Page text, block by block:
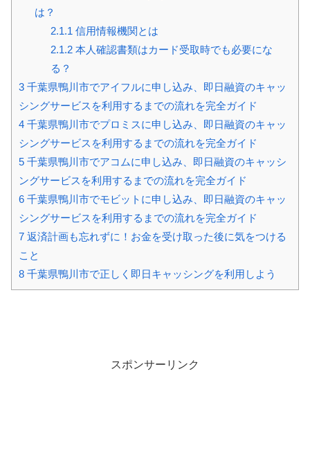
は？
2.1.1 信用情報機関とは
2.1.2本人確認書類はカード受取時でも必要にな
る？
3 千葉県鴨川市でアイフルに申し込み、即日融資のキャッ
シングサービスを利用するまでの流れを完全ガイド
4 千葉県鴨川市でプロミスに申し込み、即日融資のキャッ
シングサービスを利用するまでの流れを完全ガイド
5 千葉県鴨川市でアコムに申し込み、即日融資のキャッシ
ングサービスを利用するまでの流れを完全ガイド
6 千葉県鴨川市でモビットに申し込み、即日融資のキャッ
シングサービスを利用するまでの流れを完全ガイド
7 返済計画も忘れずに！お金を受け取った後に気をつける
こと
8 千葉県鴨川市で正しく即日キャッシングを利用しよう
スポンサーリンク